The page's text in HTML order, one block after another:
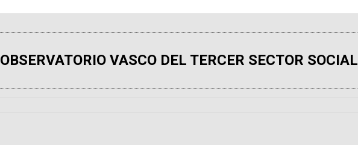
OBSERVATORIO VASCO DEL TERCER SECTOR SOCIAL